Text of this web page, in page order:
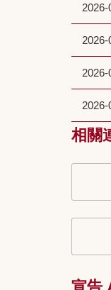
2026-
2026-
2026-
2026-
相關